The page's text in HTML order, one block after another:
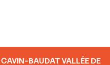
CAVIN-BAUDAT VALLÉE DE